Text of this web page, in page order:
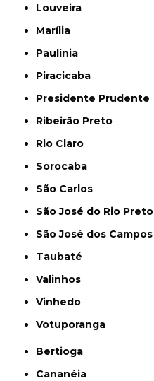
Louveira
Marília
Paulínia
Piracicaba
Presidente Prudente
Ribeirão Preto
Rio Claro
Sorocaba
São Carlos
São José do Rio Preto
São José dos Campos
Taubaté
Valinhos
Vinhedo
Votuporanga
Bertioga
Cananéia